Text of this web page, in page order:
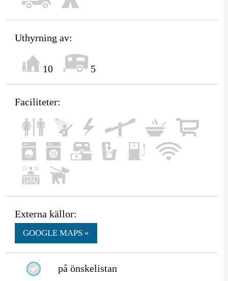
Uthyrning av:
10 5
Faciliteter:
Externa källor:
GOOGLE MAPS »
på önskelistan